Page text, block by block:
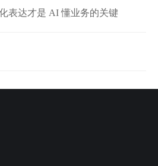
表达才是 AI 懂业务的关键